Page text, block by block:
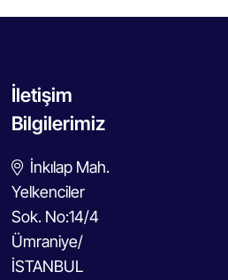
İletişim
Bilgilerimiz
İnkılap Mah.
Yelkenciler
Sok. No:14/4
Ümraniye/
İSTANBUL